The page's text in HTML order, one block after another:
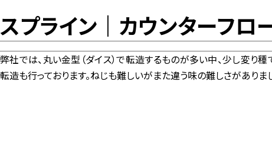
スプライン｜カウンターフロ
弊社では、丸い金型（ダイス）で転造するものが多い中、少し変り
転造も行っております。ねじも難しいがまた違う味の難しさがありま